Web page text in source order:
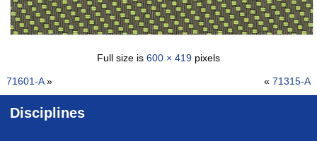
Full size is 600 × 419 pixels
71601-A» « 71315-A
Disciplines